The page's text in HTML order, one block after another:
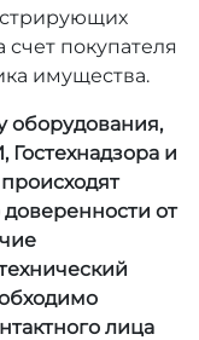
покупателя
имущества.
оборудования,
Гостехнадзора и
от
лица